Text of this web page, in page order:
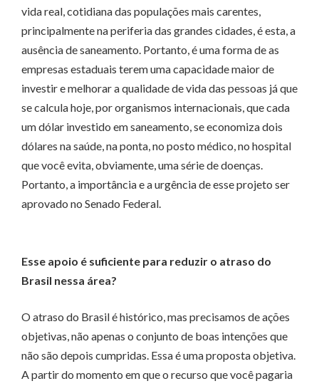
vida real, cotidiana das populações mais carentes,
principalmente na periferia das grandes cidades, é esta, a
ausência de saneamento. Portanto, é uma forma de as
empresas estaduais terem uma capacidade maior de
investir e melhorar a qualidade de vida das pessoas já que
se calcula hoje, por organismos internacionais, que cada
um dólar investido em saneamento, se economiza dois
dólares na saúde, na ponta, no posto médico, no hospital
que você evita, obviamente, uma série de doenças.
Portanto, a importância e a urgência de esse projeto ser
aprovado no Senado Federal.
Esse apoio é suficiente para reduzir o atraso do
Brasil nessa área?
O atraso do Brasil é histórico, mas precisamos de ações
objetivas, não apenas o conjunto de boas intenções que
não são depois cumpridas. Essa é uma proposta objetiva.
A partir do momento em que o recurso que você pagaria